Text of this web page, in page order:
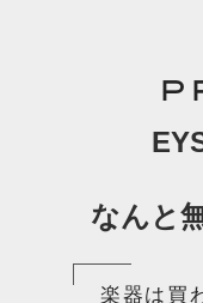
なんと
楽器は買